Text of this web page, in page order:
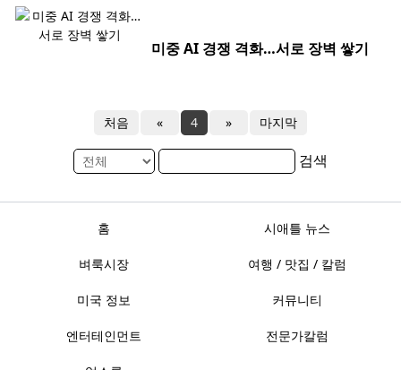
미중 AI 경쟁 격화…서로 장벽 쌓기
처음 « 4 » 마지막
검색
홈 시애틀 뉴스
벼룩시장 여행 / 맛집 / 칼럼
미국 정보 커뮤니티
엔터테인먼트 전문가칼럼